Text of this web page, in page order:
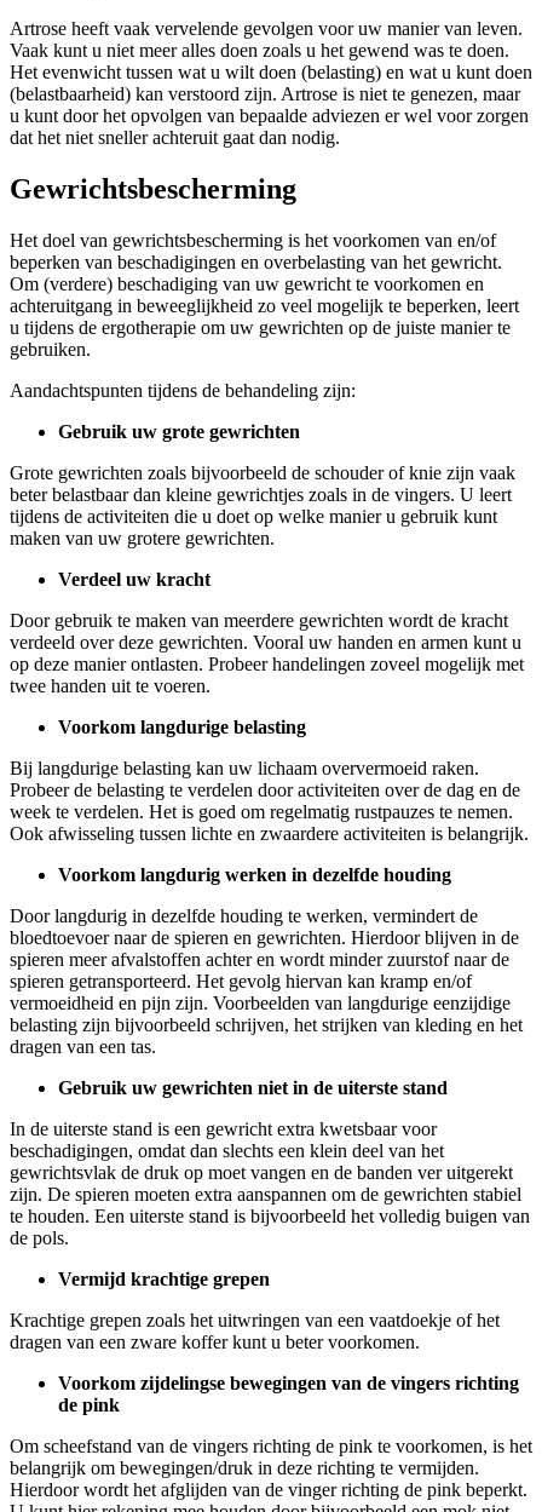
Artrose heeft vaak vervelende gevolgen voor uw manier van leven.
Vaak kunt u niet meer alles doen zoals u het gewend was te doen.
Het evenwicht tussen wat u wilt doen (belasting) en wat u kunt doen
(belastbaarheid) kan verstoord zijn. Artrose is niet te genezen, maar
u kunt door het opvolgen van bepaalde adviezen er wel voor zorgen
dat het niet sneller achteruit gaat dan nodig.
Gewrichtsbescherming
Het doel van gewrichtsbescherming is het voorkomen van en/of
beperken van beschadigingen en overbelasting van het gewricht.
Om (verdere) beschadiging van uw gewricht te voorkomen en
achteruitgang in beweeglijkheid zo veel mogelijk te beperken, leert
u tijdens de ergotherapie om uw gewrichten op de juiste manier te
gebruiken.
Aandachtspunten tijdens de behandeling zijn:
Gebruik uw grote gewrichten
Grote gewrichten zoals bijvoorbeeld de schouder of knie zijn vaak
beter belastbaar dan kleine gewrichtjes zoals in de vingers. U leert
tijdens de activiteiten die u doet op welke manier u gebruik kunt
maken van uw grotere gewrichten.
Verdeel uw kracht
Door gebruik te maken van meerdere gewrichten wordt de kracht
verdeeld over deze gewrichten. Vooral uw handen en armen kunt u
op deze manier ontlasten. Probeer handelingen zoveel mogelijk met
twee handen uit te voeren.
Voorkom langdurige belasting
Bij langdurige belasting kan uw lichaam oververmoeid raken.
Probeer de belasting te verdelen door activiteiten over de dag en de
week te verdelen. Het is goed om regelmatig rustpauzes te nemen.
Ook afwisseling tussen lichte en zwaardere activiteiten is belangrijk.
Voorkom langdurig werken in dezelfde houding
Door langdurig in dezelfde houding te werken, vermindert de
bloedtoevoer naar de spieren en gewrichten. Hierdoor blijven in de
spieren meer afvalstoffen achter en wordt minder zuurstof naar de
spieren getransporteerd. Het gevolg hiervan kan kramp en/of
vermoeidheid en pijn zijn. Voorbeelden van langdurige eenzijdige
belasting zijn bijvoorbeeld schrijven, het strijken van kleding en het
dragen van een tas.
Gebruik uw gewrichten niet in de uiterste stand
In de uiterste stand is een gewricht extra kwetsbaar voor
beschadigingen, omdat dan slechts een klein deel van het
gewrichtsvlak de druk op moet vangen en de banden ver uitgerekt
zijn. De spieren moeten extra aanspannen om de gewrichten stabiel
te houden. Een uiterste stand is bijvoorbeeld het volledig buigen van
de pols.
Vermijd krachtige grepen
Krachtige grepen zoals het uitwringen van een vaatdoekje of het
dragen van een zware koffer kunt u beter voorkomen.
Voorkom zijdelingse bewegingen van de vingers richting
de pink
Om scheefstand van de vingers richting de pink te voorkomen, is het
belangrijk om bewegingen/druk in deze richting te vermijden.
Hierdoor wordt het afglijden van de vinger richting de pink beperkt.